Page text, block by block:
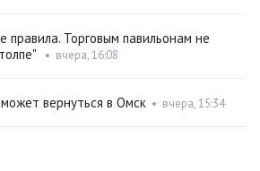
Торговым павильонам не
• вчера, 16:08
вернуться в Омск • вчера, 15:34